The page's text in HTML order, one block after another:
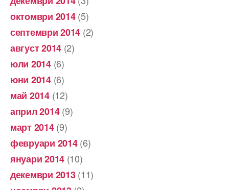
октомври 2014(5)
септември 2014 (2)
август 2014 (2)
юли 2014(6)
юни 2014(6)
май 2014(12)
април 2014(9)
март 2014(9)
февруари 2014(6)
януари 2014 (10)
декември 2013(11)